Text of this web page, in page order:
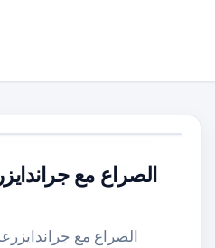
الصراع مع
الصراع مع